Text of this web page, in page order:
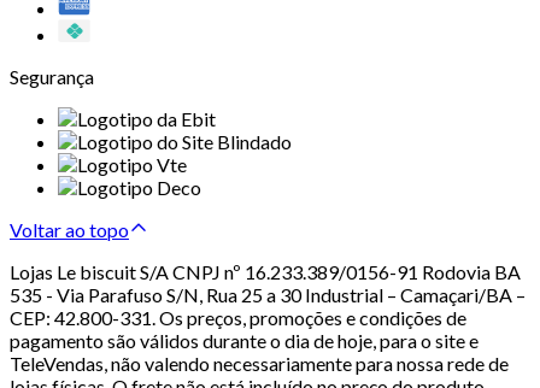
Segurança
Voltar ao topo
Lojas Le biscuit S/A CNPJ nº 16.233.389/0156-91 Rodovia BA
535 - Via Parafuso S/N, Rua 25 a 30 Industrial – Camaçari/BA –
CEP: 42.800-331. Os preços, promoções e condições de
pagamento são válidos durante o dia de hoje, para o site e
TeleVendas, não valendo necessariamente para nossa rede de